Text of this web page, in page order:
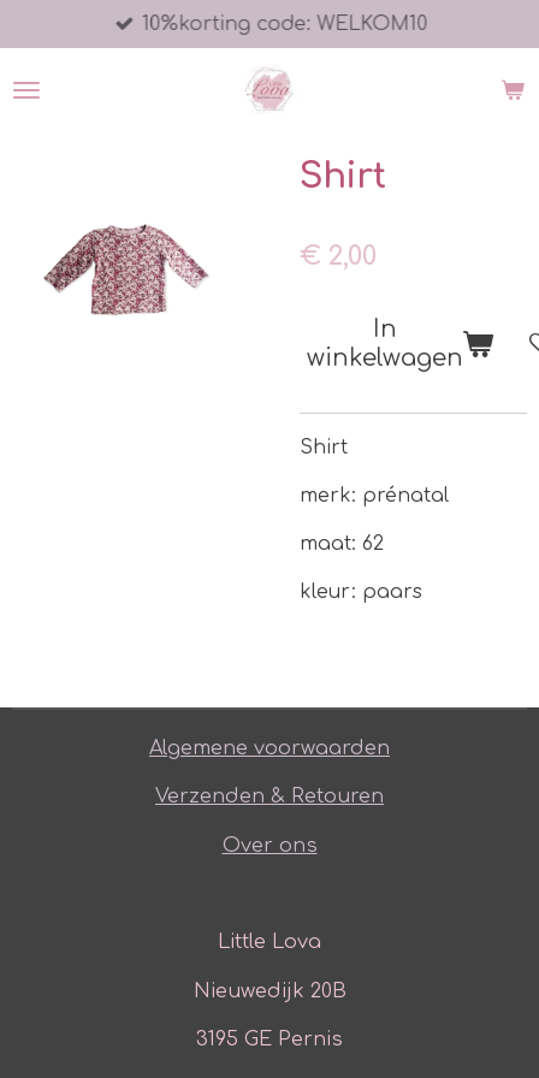
direct
naar
10%korting code: WELKOM10
Shirt
€ 2,00
In
winkelwagen
Shirt
merk: prénatal
maat: 62
kleur: paars
Algemene voorwaarden
Verzenden & Retouren
Over ons
Little Lova
Nieuwedijk 20B
3195 GE Pernis